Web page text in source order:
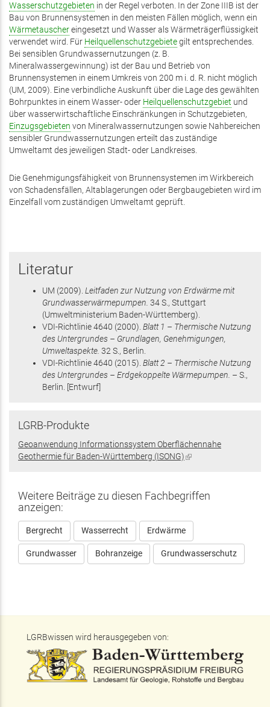
Wasserschutzgebieten in der Regel verboten. In der Zone IIIB ist der
Bau von Brunnensystemen in den meisten Fällen möglich, wenn ein
Wärmetauschereingesetzt und Wasser als Wärmeträgerflüssigkeit
verwendet wird. Für Heilquellenschutzgebietegilt entsprechendes.
Bei sensiblen Grundwassernutzungen (z. B.
Mineralwassergewinnung) ist der Bau und Betrieb von
Brunnensystemen in einem Umkreis von 200 m i. d. R. nicht möglich
(UM, 2009). Eine verbindliche Auskunft über die Lage des gewählten
Bohrpunktes in einem Wasser- oder Heilquellenschutzgebiet und
über wasserwirtschaftliche Einschränkungen in Schutzgebieten,
Einzugsgebieten von Mineralwassernutzungen sowie Nahbereichen
sensibler Grundwassernutzungen erteilt das zuständige
Umweltamt des jeweiligen Stadt- oder Landkreises.
Die Genehmigungsfähigkeit von Brunnensystemen im Wirkbereich
von Schadensfällen, Altablagerungen oder Bergbaugebieten wird im
Einzelfall vom zuständigen Umweltamt geprüft.
Literatur
UM (2009). Leitfaden zur Nutzung von Erdwärme mit
Grundwasserwärmepumpen. 34 S., Stuttgart
(Umweltministerium Baden-Württemberg).
VDI-Richtlinie 4640 (2000). Blatt 1 – Thermische Nutzung
des Untergrundes – Grundlagen, Genehmigungen,
Umweltaspekte. 32 S., Berlin.
VDI-Richtlinie 4640 (2015). Blatt 2 – Thermische Nutzung
des Untergrundes – Erdgekoppelte Wärmepumpen. – S.,
Berlin. [Entwurf]
LGRB-Produkte
Geoanwendung Informationssystem Oberflächennahe
Geothermie für Baden-Württemberg (ISONG)(Link
Weitere Beiträge zu diesen Fachbegriffen
anzeigen:
Bergrecht Wasserrecht Erdwärme
Grundwasser Bohranzeige Grundwasserschutz
LGRBwissen wird herausgegeben von: